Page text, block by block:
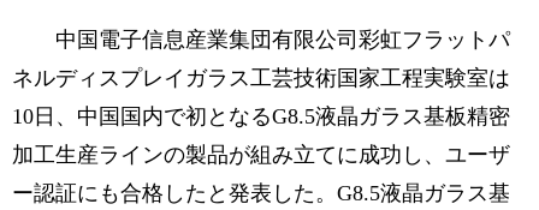
観光 評論 写真
中日対訳
中国電子信息産業集団有限公司彩虹フラットパ
ネルディスプレイガラス工芸技術国家工程実験室は
10日、中国国内で初となるG8.5液晶ガラス基板精密
加工生産ラインの製品が組み立てに成功し、ユーザ
ー認証にも合格したと発表した。G8.5液晶ガラス基